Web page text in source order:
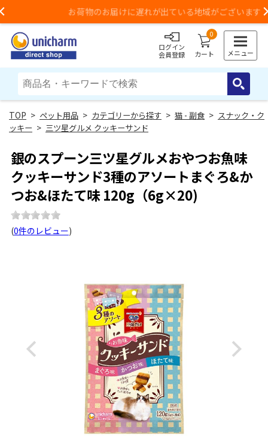
お荷物のお届けに遅れが出ている地域がございます
ログイン
会員登録
0
カート メニュー
> ペット用品 > カテゴリーから探す > 猫 - 副食 > スナック・ク
ッキー > 三ツ星グルメ クッキーサンド
銀のスプーン三ツ星グルメおやつお魚味
クッキーサンド3種のアソートまぐろ&か
つお&ほたて味 120g（6g×20)
(0件のレビュー)
Previous Next